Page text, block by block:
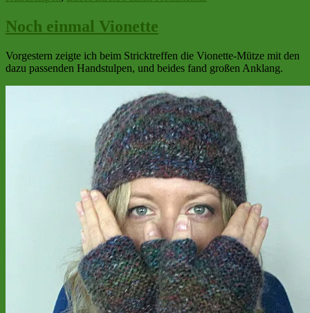
Noch einmal Vionette
Vorgestern zeigte ich beim Stricktreffen die Vionette-Mütze mit den
dazu passenden Handstulpen, und beides fand großen Anklang.